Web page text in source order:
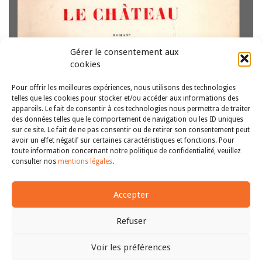
Gérer le consentement aux
cookies
Pour offrir les meilleures expériences, nous utilisons des technologies
telles que les cookies pour stocker et/ou accéder aux informations des
appareils. Le fait de consentir à ces technologies nous permettra de traiter
des données telles que le comportement de navigation ou les ID uniques
sur ce site. Le fait de ne pas consentir ou de retirer son consentement peut
avoir un effet négatif sur certaines caractéristiques et fonctions. Pour
toute information concernant notre politique de confidentialité, veuillez
consulter nos mentions légales.
Accepter
Refuser
Voir les préférences
Par Samy DJEMAOUN, Avocat au barreau de Paris Avocat
au barreau de Paris, Maître Samy Djemaoun a participé à
la rédaction du recours au fond, du référé suspension et
de la question prioritaire de constitutionnalité devant le
Conseil d’État, pour…Lire la suite